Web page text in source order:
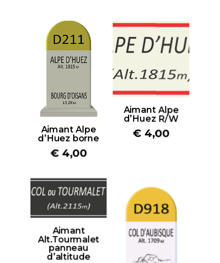
Aimant Alpe
d’Huez borne
€ 4,00
Aimant Alpe
d’Huez R/W
€ 4,00
Aimant
Alt.Tourmalet
panneau
d’altitude